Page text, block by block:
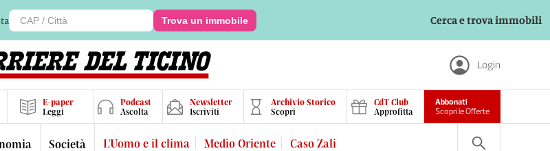
Trova un immobile Cerca e trova immobili
Login
E-paper
Leggi
Podcast
Ascolta
Newsletter
Iscriviti
Archivio Storico
Scopri
CdT Club
Approfitta
Abbonati
Scopri le Offerte
Società L'Uomo e il clima Medio Oriente Caso Zali